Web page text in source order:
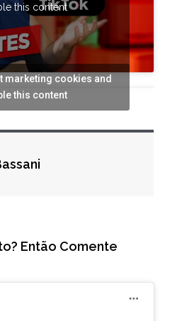
this content
marketing cookies and
this content
Então Comente